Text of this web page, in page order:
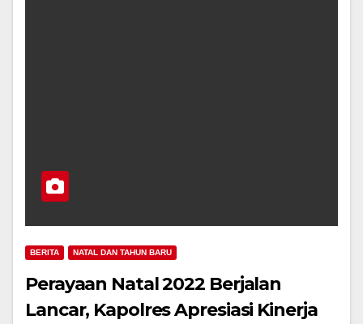
BERITA NATAL DAN TAHUN BARU
Perayaan Natal 2022 Berjalan
Lancar, Kapolres Apresiasi Kinerja